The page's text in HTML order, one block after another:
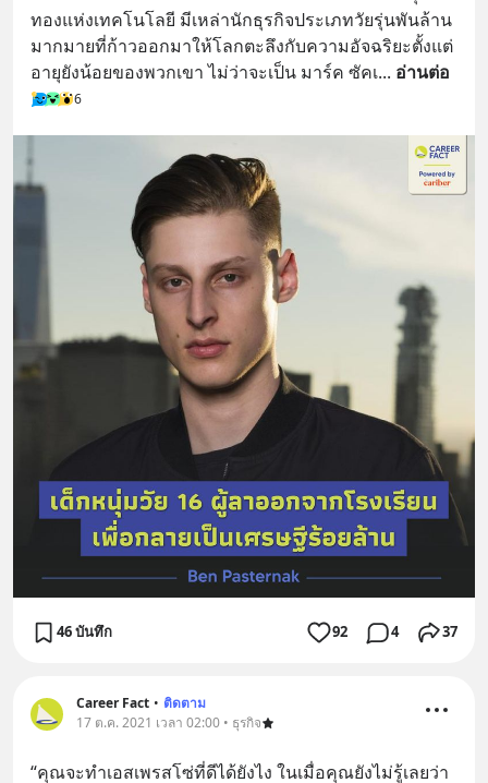
ทองแห่งเทคโนโลยี มีเหล่านักธุรกิจประเภทวัยรุ่นพันล้าน
มากมายที่ก้าวออกมาให้โลกตะลึงกับความอัจฉริยะตั้งแต่
อายุยังน้อยของพวกเขา ไม่ว่าจะเป็น มาร์ค ซัคเ... อ่านต่อ
6
46 บันทึก 92 4 37
Career Fact • ติดตาม
17 ต.ค. 2021 เวลา 02:00 • ธุรกิจ
“คุณจะทำเอสเพรสโซ่ที่ดีได้ยังไง ในเมื่อคุณยังไม่รู้เลยว่า